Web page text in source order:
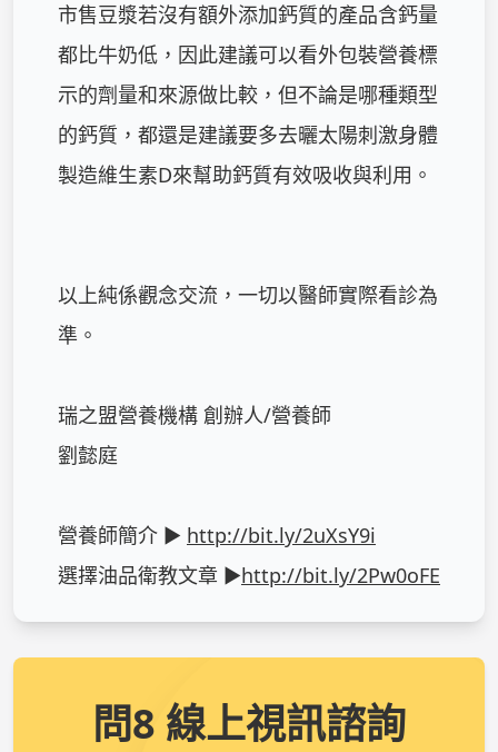
市售豆漿若沒有額外添加鈣質的產品含鈣量
都比牛奶低，因此建議可以看外包裝營養標
示的劑量和來源做比較，但不論是哪種類型
的鈣質，都還是建議要多去曬太陽刺激身體
製造維生素D來幫助鈣質有效吸收與利用。
以上純係觀念交流，一切以醫師實際看診為
準。
瑞之盟營養機構 創辦人/營養師
劉懿庭
營養師簡介 ► http://bit.ly/2uXsY9i
選擇油品衛教文章 ►http://bit.ly/2Pw0oFE
問8 線上視訊諮詢